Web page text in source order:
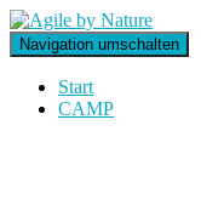
Navigation umschalten
Start
CAMP